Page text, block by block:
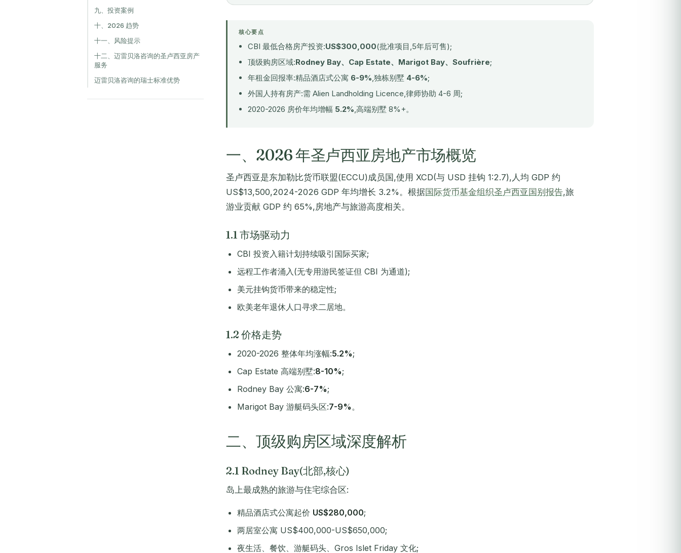
九、投资案例
十、2026 趋势
十一、风险提示
十二、迈雷贝洛咨询的圣卢西亚房产
服务
迈雷贝洛咨询的瑞士标准优势
核心要点
CBI 最低合格房产投资:US$300,000(批准项目,5年后可售);
顶级购房区域:Rodney Bay、Cap Estate、Marigot Bay、Soufrière;
年租金回报率:精品酒店式公寓 6-9%,独栋别墅 4-6%;
外国人持有房产:需 Alien Landholding Licence,律师协助 4-6 周;
2020-2026 房价年均增幅 5.2%,高端别墅 8%+。
一、2026 年圣卢西亚房地产市场概览
圣卢西亚是东加勒比货币联盟(ECCU)成员国,使用 XCD(与 USD 挂钩 1:2.7),人均 GDP 约
US$13,500,2024-2026 GDP 年均增长 3.2%。根据国际货币基金组织圣卢西亚国别报告,旅
游业贡献 GDP 约 65%,房地产与旅游高度相关。
1.1 市场驱动力
CBI 投资入籍计划持续吸引国际买家;
远程工作者涌入(无专用游民签证但 CBI 为通道);
美元挂钩货币带来的稳定性;
欧美老年退休人口寻求二居地。
1.2 价格走势
2020-2026 整体年均涨幅:5.2%;
Cap Estate 高端别墅:8-10%;
Rodney Bay 公寓:6-7%;
Marigot Bay 游艇码头区:7-9%。
二、顶级购房区域深度解析
2.1 Rodney Bay(北部,核心)
岛上最成熟的旅游与住宅综合区:
精品酒店式公寓起价 US$280,000;
两居室公寓 US$400,000-US$650,000;
夜生活、餐饮、游艇码头、Gros Islet Friday 文化;